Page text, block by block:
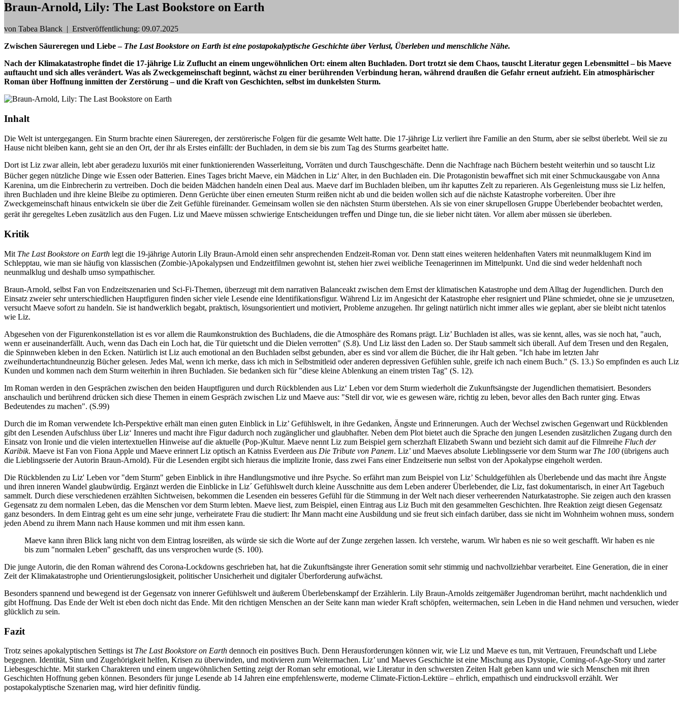
Braun-Arnold, Lily: The Last Bookstore on Earth
von Tabea Blanck | Erstveröffentlichung: 09.07.2025
Zwischen Säureregen und Liebe – The Last Bookstore on Earth ist eine postapokalyptische Geschichte über Verlust, Überleben und menschliche Nähe.
Nach der Klimakatastrophe findet die 17-jährige Liz Zuflucht an einem ungewöhnlichen Ort: einem alten Buchladen. Dort trotzt sie dem Chaos, tauscht Literatur gegen Lebensmittel – bis Maeve
auftaucht und sich alles verändert. Was als Zweckgemeinschaft beginnt, wächst zu einer berührenden Verbindung heran, während draußen die Gefahr erneut aufzieht. Ein atmosphärischer
Roman über Hoffnung inmitten der Zerstörung – und die Kraft von Geschichten, selbst im dunkelsten Sturm.
Inhalt
Die Welt ist untergegangen. Ein Sturm brachte einen Säureregen, der zerstörerische Folgen für die gesamte Welt hatte. Die 17-jährige Liz verliert ihre Familie an den Sturm, aber sie selbst überlebt. Weil sie zu
Hause nicht bleiben kann, geht sie an den Ort, der ihr als Erstes einfällt: der Buchladen, in dem sie bis zum Tag des Sturms gearbeitet hatte.
Dort ist Liz zwar allein, lebt aber geradezu luxuriös mit einer funktionierenden Wasserleitung, Vorräten und durch Tauschgeschäfte. Denn die Nachfrage nach Büchern besteht weiterhin und so tauscht Liz
Bücher gegen nützliche Dinge wie Essen oder Batterien. Eines Tages bricht Maeve, ein Mädchen in Liz‘ Alter, in den Buchladen ein. Die Protagonistin bewaﬀnet sich mit einer Schmuckausgabe von Anna
Karenina, um die Einbrecherin zu vertreiben. Doch die beiden Mädchen handeln einen Deal aus. Maeve darf im Buchladen bleiben, um ihr kaputtes Zelt zu reparieren. Als Gegenleistung muss sie Liz helfen,
ihren Buchladen und ihre kleine Bleibe zu optimieren. Denn Gerüchte über einen erneuten Sturm reißen nicht ab und die beiden wollen sich auf die nächste Katastrophe vorbereiten. Über ihre
Zweckgemeinschaft hinaus entwickeln sie über die Zeit Gefühle füreinander. Gemeinsam wollen sie den nächsten Sturm überstehen. Als sie von einer skrupellosen Gruppe Überlebender beobachtet werden,
gerät ihr geregeltes Leben zusätzlich aus den Fugen. Liz und Maeve müssen schwierige Entscheidungen treﬀen und Dinge tun, die sie lieber nicht täten. Vor allem aber müssen sie überleben.
Kritik
Mit The Last Bookstore on Earth legt die 19-jährige Autorin Lily Braun-Arnold einen sehr ansprechenden Endzeit-Roman vor. Denn statt eines weiteren heldenhaften Vaters mit neunmalklugem Kind im
Schlepptau, wie man sie häufig von klassischen (Zombie-)Apokalypsen und Endzeitfilmen gewohnt ist, stehen hier zwei weibliche Teenagerinnen im Mittelpunkt. Und die sind weder heldenhaft noch
neunmalklug und deshalb umso sympathischer.
Braun-Arnold, selbst Fan von Endzeitszenarien und Sci-Fi-Themen, überzeugt mit dem narrativen Balanceakt zwischen dem Ernst der klimatischen Katastrophe und dem Alltag der Jugendlichen. Durch den
Einsatz zweier sehr unterschiedlichen Hauptfiguren finden sicher viele Lesende eine Identifikationsfigur. Während Liz im Angesicht der Katastrophe eher resigniert und Pläne schmiedet, ohne sie je umzusetzen,
versucht Maeve sofort zu handeln. Sie ist handwerklich begabt, praktisch, lösungsorientiert und motiviert, Probleme anzugehen. Ihr gelingt natürlich nicht immer alles wie geplant, aber sie bleibt nicht tatenlos
wie Liz.
Abgesehen von der Figurenkonstellation ist es vor allem die Raumkonstruktion des Buchladens, die die Atmosphäre des Romans prägt. Liz’ Buchladen ist alles, was sie kennt, alles, was sie noch hat, "auch,
wenn er auseinanderfällt. Auch, wenn das Dach ein Loch hat, die Tür quietscht und die Dielen verrotten" (S.8). Und Liz lässt den Laden so. Der Staub sammelt sich überall. Auf dem Tresen und den Regalen,
die Spinnweben kleben in den Ecken. Natürlich ist Liz auch emotional an den Buchladen selbst gebunden, aber es sind vor allem die Bücher, die ihr Halt geben. "Ich habe im letzten Jahr
zweihundertachtundneunzig Bücher gelesen. Jedes Mal, wenn ich merke, dass ich mich in Selbstmitleid oder anderen depressiven Gefühlen suhle, greife ich nach einem Buch." (S. 13.) So empfinden es auch Liz
Kunden und kommen nach dem Sturm weiterhin in ihren Buchladen. Sie bedanken sich für "diese kleine Ablenkung an einem tristen Tag" (S. 12).
Im Roman werden in den Gesprächen zwischen den beiden Hauptfiguren und durch Rückblenden aus Liz‘ Leben vor dem Sturm wiederholt die Zukunftsängste der Jugendlichen thematisiert. Besonders
anschaulich und berührend drücken sich diese Themen in einem Gespräch zwischen Liz und Maeve aus: "Stell dir vor, wie es gewesen wäre, richtig zu leben, bevor alles den Bach runter ging. Etwas
Bedeutendes zu machen". (S.99)
Durch die im Roman verwendete Ich-Perspektive erhält man einen guten Einblick in Liz’ Gefühlswelt, in ihre Gedanken, Ängste und Erinnerungen. Auch der Wechsel zwischen Gegenwart und Rückblenden
gibt den Lesenden Aufschluss über Liz‘ Inneres und macht ihre Figur dadurch noch zugänglicher und glaubhafter. Neben dem Plot bietet auch die Sprache den jungen Lesenden zusätzlichen Zugang durch den
Einsatz von Ironie und die vielen intertextuellen Hinweise auf die aktuelle (Pop-)Kultur. Maeve nennt Liz zum Beispiel gern scherzhaft Elizabeth Swann und bezieht sich damit auf die Filmreihe Fluch der
Karibik. Maeve ist Fan von Fiona Apple und Maeve erinnert Liz optisch an Katniss Everdeen aus Die Tribute von Panem. Liz’ und Maeves absolute Lieblingsserie vor dem Sturm war The 100 (übrigens auch
die Lieblingsserie der Autorin Braun-Arnold). Für die Lesenden ergibt sich hieraus die implizite Ironie, dass zwei Fans einer Endzeitserie nun selbst von der Apokalypse eingeholt werden.
Die Rückblenden zu Liz' Leben vor "dem Sturm" geben Einblick in ihre Handlungsmotive und ihre Psyche. So erfährt man zum Beispiel von Liz’ Schuldgefühlen als Überlebende und das macht ihre Ängste
und ihren inneren Wandel glaubwürdig. Ergänzt werden die Einblicke in Liz´ Gefühlswelt durch kleine Ausschnitte aus dem Leben anderer Überlebender, die Liz, fast dokumentarisch, in einer Art Tagebuch
sammelt. Durch diese verschiedenen erzählten Sichtweisen, bekommen die Lesenden ein besseres Gefühl für die Stimmung in der Welt nach dieser verheerenden Naturkatastrophe. Sie zeigen auch den krassen
Gegensatz zu dem normalen Leben, das die Menschen vor dem Sturm lebten. Maeve liest, zum Beispiel, einen Eintrag aus Liz Buch mit den gesammelten Geschichten. Ihre Reaktion zeigt diesen Gegensatz
ganz besonders. In dem Eintrag geht es um eine sehr junge, verheiratete Frau die studiert: Ihr Mann macht eine Ausbildung und sie freut sich einfach darüber, dass sie nicht im Wohnheim wohnen muss, sondern
jeden Abend zu ihrem Mann nach Hause kommen und mit ihm essen kann.
Maeve kann ihren Blick lang nicht von dem Eintrag losreißen, als würde sie sich die Worte auf der Zunge zergehen lassen. Ich verstehe, warum. Wir haben es nie so weit geschafft. Wir haben es nie
bis zum "normalen Leben" geschafft, das uns versprochen wurde (S. 100).
Die junge Autorin, die den Roman während des Corona-Lockdowns geschrieben hat, hat die Zukunftsängste ihrer Generation somit sehr stimmig und nachvollziehbar verarbeitet. Eine Generation, die in einer
Zeit der Klimakatastrophe und Orientierungslosigkeit, politischer Unsicherheit und digitaler Überforderung aufwächst.
Besonders spannend und bewegend ist der Gegensatz von innerer Gefühlswelt und äußerem Überlebenskampf der Erzählerin. Lily Braun-Arnolds zeitgemäßer Jugendroman berührt, macht nachdenklich und
gibt Hoffnung. Das Ende der Welt ist eben doch nicht das Ende. Mit den richtigen Menschen an der Seite kann man wieder Kraft schöpfen, weitermachen, sein Leben in die Hand nehmen und versuchen, wieder
glücklich zu sein.
Fazit
Trotz seines apokalyptischen Settings ist The Last Bookstore on Earth dennoch ein positives Buch. Denn Herausforderungen können wir, wie Liz und Maeve es tun, mit Vertrauen, Freundschaft und Liebe
begegnen. Identität, Sinn und Zugehörigkeit helfen, Krisen zu überwinden, und motivieren zum Weitermachen. Liz’ und Maeves Geschichte ist eine Mischung aus Dystopie, Coming-of-Age-Story und zarter
Liebesgeschichte. Mit starken Charakteren und einem ungewöhnlichen Setting zeigt der Roman sehr emotional, wie Literatur in den schwersten Zeiten Halt geben kann und wie sich Menschen mit ihren
Geschichten Hoffnung geben können. Besonders für junge Lesende ab 14 Jahren eine empfehlenswerte, moderne Climate-Fiction-Lektüre – ehrlich, empathisch und eindrucksvoll erzählt. Wer
postapokalyptische Szenarien mag, wird hier definitiv fündig.